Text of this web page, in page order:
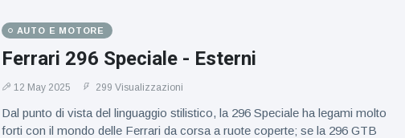
AUTO E MOTORE
Ferrari 296 Speciale - Esterni
12 May 2025 299 Visualizzazioni
Dal punto di vista del linguaggio stilistico, la 296 Speciale ha legami molto
forti con il mondo delle Ferrari da corsa a ruote coperte; se la 296 GTB